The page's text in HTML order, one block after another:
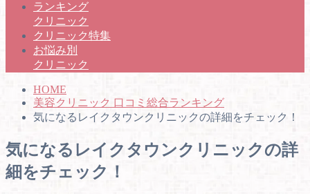
ランキング
クリニック
クリニック特集
お悩み別
クリニック
HOME
美容クリニック 口コミ総合ランキング
気になるレイクタウンクリニックの詳細をチェック！
気になるレイクタウンクリニックの詳
細をチェック！